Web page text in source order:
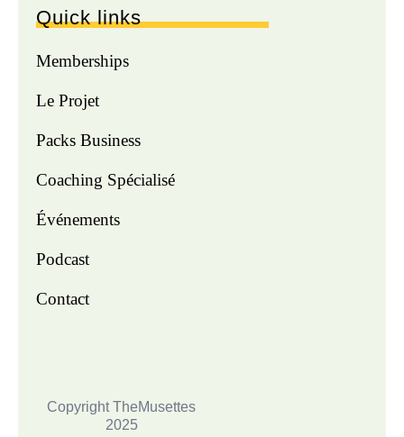
Quick links
Memberships
Le Projet
Packs Business
Coaching Spécialisé
Événements
Podcast
Contact
Copyright TheMusettes
2025